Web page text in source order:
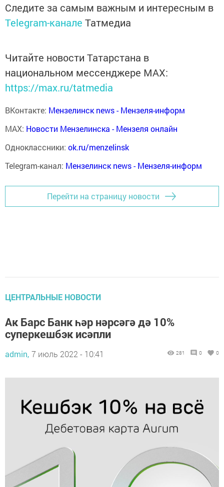
Следите за самым важным и интересным в
Telegram-канале Татмедиа
Читайте новости Татарстана в
национальном мессенджере MАХ:
https://max.ru/tatmedia
ВКонтакте: Мензелинск news - Мензеля-информ
MAX: Новости Мензелинска - Мензеля онлайн
Одноклассники: ok.ru/menzelinsk
Telegram-канал: Мензелинск news - Мензеля-информ
Перейти на страницу новости
ЦЕНТРАЛЬНЫЕ НОВОСТИ
Ак Барс Банк һәр нәрсәгә дә 10%
суперкешбэк исәпли
admin, 7 июль 2022 - 10:41 281 0 0